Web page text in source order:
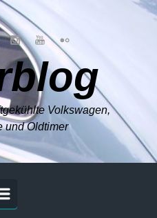
Volkswagen,
und Oldtimer